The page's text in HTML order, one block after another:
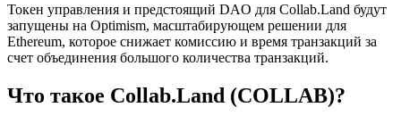
Токен управления и предстоящий DAO для Collab.Land будут
запущены на Optimism, масштабирующем решении для
Ethereum, которое снижает комиссию и время транзакций за
счет объединения большого количества транзакций.
Что такое Collab.Land (COLLAB)?